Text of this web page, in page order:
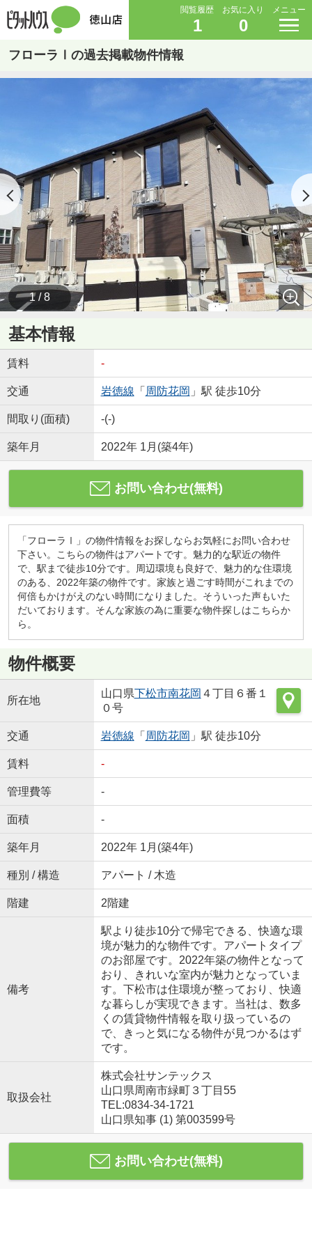
閲覧履歴
1
お気に入り
0
メニュー
フローラⅠの過去掲載物件情報
1 / 8
基本情報
賃料 -
交通 岩徳線 「 周防花岡 」駅 徒歩10分
間取り(面積) -(-)
築年月 2022年 1月(築4年)
お問い合わせ(無料)
「フローラⅠ」の物件情報をお探しならお気軽にお問い合わせ
下さい。こちらの物件はアパートです。魅力的な駅近の物件
で、駅まで徒歩10分です。周辺環境も良好で、魅力的な住環境
のある、2022年築の物件です。家族と過ごす時間がこれまでの
何倍もかけがえのない時間になりました。そういった声もいた
だいております。そんな家族の為に重要な物件探しはこちらか
ら。
物件概要
所在地
山口県下松市南花岡 ４丁目６番１
０号
交通 岩徳線 「 周防花岡 」駅 徒歩10分
賃料 -
管理費等 -
面積 -
築年月 2022年 1月(築4年)
種別 / 構造 アパート / 木造
階建 2階建
備考
駅より徒歩10分で帰宅できる、快適な環
境が魅力的な物件です。アパートタイプ
のお部屋です。2022年築の物件となって
おり、きれいな室内が魅力となっていま
す。下松市は住環境が整っており、快適
な暮らしが実現できます。当社は、数多
くの賃貸物件情報を取り扱っているの
で、きっと気になる物件が見つかるはず
です。
取扱会社
株式会社サンテックス
山口県周南市緑町３丁目55
TEL:0834-34-1721
山口県知事 (1) 第003599号
お問い合わせ(無料)